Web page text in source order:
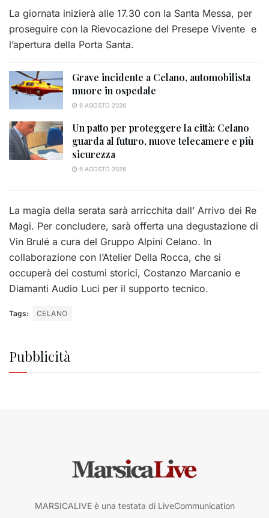
La giornata inizierà alle 17.30 con la Santa Messa, per
proseguire con la Rievocazione del Presepe Vivente e
l’apertura della Porta Santa.
Grave incidente a Celano, automobilista
muore in ospedale
6 AGOSTO 2026
Un patto per proteggere la città: Celano
guarda al futuro, nuove telecamere e più
sicurezza
6 AGOSTO 2026
La magia della serata sarà arricchita dall’ Arrivo dei Re
Magi. Per concludere, sarà offerta una degustazione di
Vin Brulé a cura del Gruppo Alpini Celano. In
collaborazione con l’Atelier Della Rocca, che si
occuperà dei costumi storici, Costanzo Marcanio e
Diamanti Audio Luci per il supporto tecnico.
Tags: CELANO
Pubblicità
MARSICALIVE è una testata di LiveCommunication